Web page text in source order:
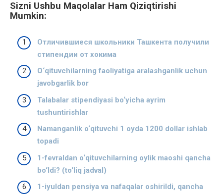
Sizni Ushbu Maqolalar Ham Qiziqtirishi
Mumkin:
Отличившиеся школьники Ташкента получили
стипендии от хокима
O‘qituvchilarning faoliyatiga aralashganlik uchun
javobgarlik bor
Talabalar stipendiyasi bo‘yicha ayrim
tushuntirishlar
Namanganlik o‘qituvchi 1 oyda 1200 dollar ishlab
topadi
1-fevraldan o‘qituvchilarning oylik maoshi qancha
bo‘ldi? (to‘liq jadval)
1-iyuldan pensiya va nafaqalar oshirildi, qancha